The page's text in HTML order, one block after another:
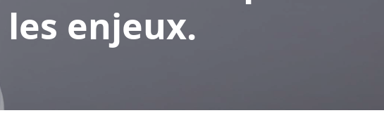
les enjeux.